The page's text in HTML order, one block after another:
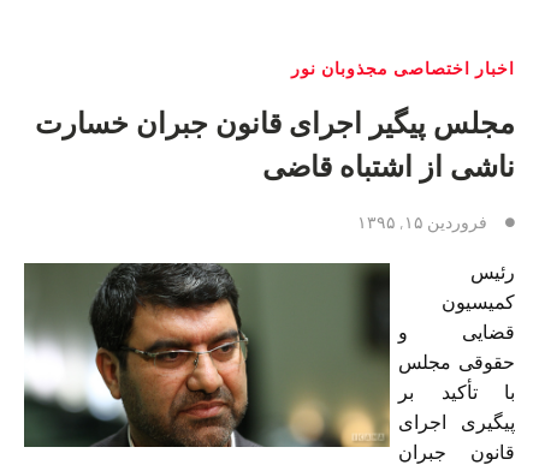
اخبار اختصاصی مجذوبان نور
مجلس پیگیر اجرای قانون جبران خسارت
ناشی از اشتباه قاضی
فروردین ۱۵, ۱۳۹۵
رئیس
کمیسیون
قضایی و
حقوقی مجلس
با تأکید بر
پیگیری اجرای
قانون جبران